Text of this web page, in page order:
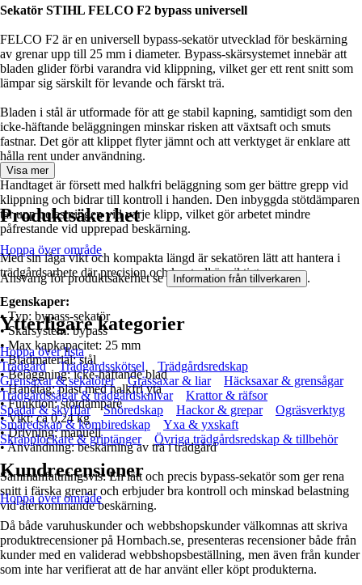
Sekatör STIHL FELCO F2 bypass universell
FELCO F2 är en universell bypass‑sekatör utvecklad för beskärning
av grenar upp till 25 mm i diameter. Bypass‑skärsystemet innebär att
bladen glider förbi varandra vid klippning, vilket ger ett rent snitt som
lämpar sig särskilt för levande och färskt trä.
Bladen i stål är utformade för att ge stabil kapning, samtidigt som den
icke‑häftande beläggningen minskar risken att växtsaft och smuts
fastnar. Det gör att klippet flyter jämnt och att verktyget är enklare att
hålla rent under användning.
Handtaget är försett med halkfri beläggning som ger bättre grepp vid
klippning och bidrar till kontroll i handen. Den inbyggda stötdämparen
tar upp belastningen vid varje klipp, vilket gör arbetet mindre
påfrestande vid upprepad beskärning.
Med sin låga vikt och kompakta längd är sekatören lätt att hantera i
trädgårdsarbete där precision och kontroll är viktigt.
Egenskaper:
• Typ: bypass‑sekatör
• Skärsystem: bypass
• Max kapkapacitet: 25 mm
• Bladmaterial: stål
• Beläggning: icke‑häftande blad
• Handtag: plast med halkfri yta
• Funktion: stötdämpare
• Vikt: ca 0,24 kg
• Drivning: manuell
• Användning: beskärning av trä i trädgård
Sammanfattningsvis: En lätt och precis bypass‑sekatör som ger rena
snitt i färska grenar och erbjuder bra kontroll och minskad belastning
vid återkommande beskärning.
Visa mer
Produktsäkerhet
Hoppa över område
Ansvarig för produktsäkerhet se Information från tillverkaren .
Ytterligare kategorier
Hoppa över lista
Trädgård
Trädgårdsskötsel
Trädgårdsredskap
Grensaxar & sekatörer
Grässaxar & liar
Häcksaxar & grensågar
Trädgårdssågar & trädgårdsknivar
Krattor & räfsor
Spadar & skyfflar
Snöredskap Hackor & grepar
Ogräsverktyg
Småredskap & kombiredskap
Yxa & yxskaft
Skräpplockare & griptänger
Övriga trädgårdsredskap & tillbehör
Kundrecensioner
Hoppa över område
Då både varuhuskunder och webbshopskunder välkomnas att skriva
produktrecensioner på Hornbach.se, presenteras recensioner både från
kunder med en validerad webbshopsbeställning, men även från kunder
som inte har verifierat att de har använt eller köpt produkterna.